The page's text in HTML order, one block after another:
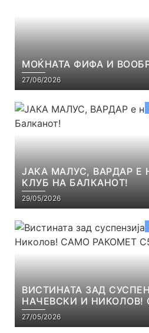
МОЌНАТА ФИФА И
27/06/2026
ЈАКА МАЛУС, ВАРДАР Е
КЛУБ НА БАЛКАНОТ!
29/05/2026
ВИСТИНАТА ЗАД
НАЧЕВСКИ И НИКОЛОВ!
С5Е8
27/05/2026